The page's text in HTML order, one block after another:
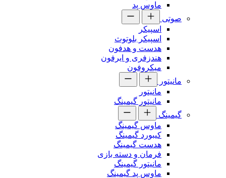
ماوس پد
صوتی
اسپیکر
اسپیکر بلوتوث
هدست و هدفون
هندزفری و ایرفون
میکروفون
مانیتور
مانیتور
مانیتور گیمینگ
گیمینگ
ماوس گیمینگ
کیبورد گیمینگ
هدست گیمینگ
فرمان و دسته بازی
مانیتور گیمینگ
ماوس پد گیمینگ